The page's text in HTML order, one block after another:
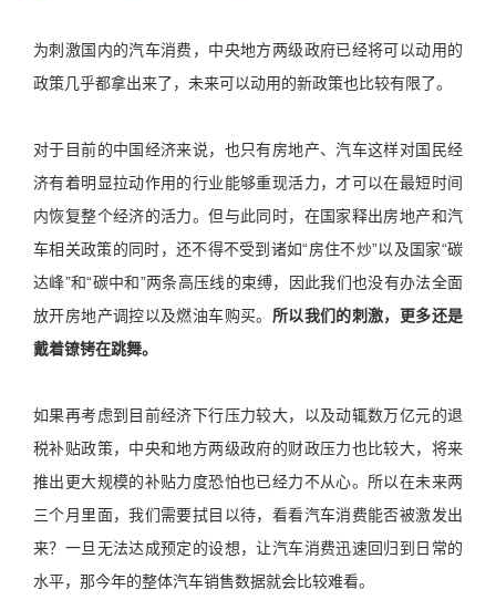
为刺激国内的汽车消费，中央地方两级政府已经将可以动用的
政策几乎都拿出来了，未来可以动用的新政策也比较有限了。
对于目前的中国经济来说，也只有房地产、汽车这样对国民经
济有着明显拉动作用的行业能够重现活力，才可以在最短时间
内恢复整个经济的活力。但与此同时，在国家释出房地产和汽
车相关政策的同时，还不得不受到诸如“房住不炒”以及国家“碳
达峰”和“碳中和”两条高压线的束缚，因此我们也没有办法全面
放开房地产调控以及燃油车购买。 所以我们的刺激，更多还是
戴着镣铐在跳舞。
如果再考虑到目前经济下行压力较大，以及动辄数万亿元的退
税补贴政策，中央和地方两级政府的财政压力也比较大，将来
推出更大规模的补贴力度恐怕也已经力不从心。所以在未来两
三个月里面，我们需要拭目以待，看看汽车消费能否被激发出
来？一旦无法达成预定的设想，让汽车消费迅速回归到日常的
水平，那今年的整体汽车销售数据就会比较难看。